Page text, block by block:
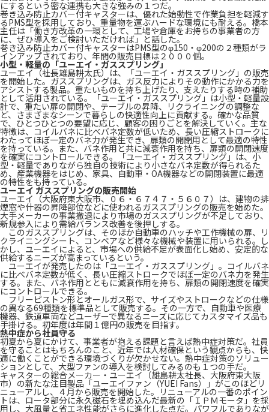
にするという密な連携も大きな強みの１つだ。
巻き込み防止カバー付キャスターは、優れた始動性で作業負担を軽減す
るPMS型を採用しており、重量物を運ぶハードな環境にも耐える。橋本
主任は「働き方改革の一環として、工場や倉庫をお持ちの事業者の方
に、ぜひ導入をご検討いただければ」と話した。
巻き込み防止カバー付キャスターはPMS型のφ150・φ200の２種類がラ
インアップされており、年間の販売目標は２０００個。
小型・軽量の「ユーエイ・ガススプリング」
ユーエイ（社長雄島耕太氏）は、「ユーエイ・ガススプリング」の販売
を開始した。ガススプリングは、ガス反力によりその動作にかかる力を
アシストする製品。重たいものを持ち上げたり、支えたりする時の補助
として活用されている。「ユーエイ・ガススプリング」は小型・軽量設
計で、重たい扉の開閉や、テーブルの昇降、リクライニングの調整な
ど、さまざまなシーンで暮らしの快適性向上に貢献する。確かな品質
で、ひとつひとつの要望に応じ、顧客の困りごとを解決していく。主な
特徴は、コイルバネに比べバネ定数が低いため、長い圧縮ストロークに
わたってほぼ一定のバネ力が発生でき、扉類の開閉用として最適の特性
を持っている。また、バネ作用と共に減衰作用を持ち、扉類の開閉速度
を確実にコントロールできる。「ユーエイ・ガススプリング」は、小
型・軽量でありながら独自の技術により小さなバネ定数が得られるた
め、産業機器をはじめ、家具、自動車・OA機器などの開閉装置に最適
の特性をも持っている。
ユーエイ ガススプリングの販売開始
ユーエイ（大阪府東大阪市、０６・６７４７・５６０７）は、建物の排
煙窓や什器の昇降部位などに使われるガススプリングの販売を始めた。
大手メーカーの事業撤退により市場のガススプリングが不足しており、
新規参入により需給バランス改善を後押しする。
このガススプリングは、そのほか自動車のハッチや工作機械の扉、リ
クライニングシート、コンベアなど様々な機械や装置に用いられる。し
かし、ユーエイによると、市場への供給不足が表面化し始め、安定的な
供給するニーズが高まっているという。
ユーエイが発売したのは「ユーエイ・ガススプリング」。コイルバネ
に比べバネ定数が低く、長い圧縮ストロークでほぼ一定のバネ力を発生
する。また、バネ作用とともに減衰作用を持ち、扉類の開閉速度を確実
にコントロールできる。
フリーピストン形とオールガス形で、サイズやストロークなどの仕様
の異なる69種類を標準品として販売する。その一方で、自動車や医療
機器、鉄道車両などユーザーで異なるニーズに応じてカスタマイズ品も
手掛ける。初年度は年間１億円の販売を目指す。
熱中症から社員守る
初夏から夏にかけて、事業者が抱える課題と言えば熱中症対策だ。社員
を守ることはもちろんのこと、近年では人材確保という観点からも、快
適に働くことができる環境づくりが欠かせない。熱中症対策のソリュー
ションとして、大型ファンの導入を検討してみるのも１つの手だ。
キャスターの総合メーカー・ユーエイ（雄島耕太社長、大阪府東大阪
市）の新たな注目製品「ユーエイファン（YUEI Fans）」がこのほどリ
ニューアルし、４月から販売を開始した。リニューアルの一番のポイン
トは、ロータ部分に永久磁石を埋め込んだ最新の「ＩＰＭモータ」を採
用し、大風量と省エネ性能がさらに進化した点だ。パワフルでありなが